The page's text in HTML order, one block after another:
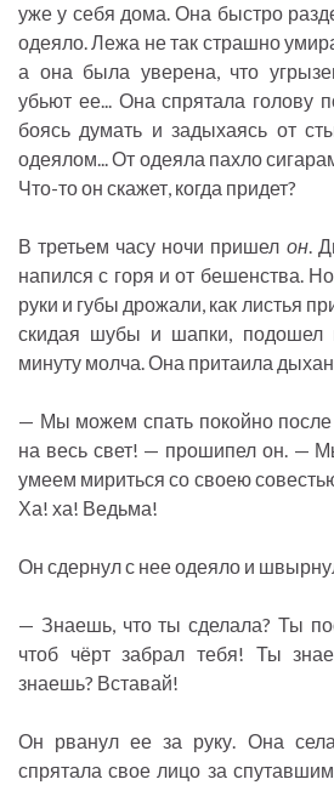
уже у себя дома. Она быстро
одеяло. Лежа не так страшно
а она была уверена, что
убьют ее... Она спрятала голову
боясь думать и задыхаясь от
одеялом... От одеяла пахло
Что-то он скажет, когда придет?
В третьем часу ночи пришел он.
напился с горя и от бешенства.
руки и губы дрожали, как листья
скидая шубы и шапки, подошел
минуту молча. Она притаила
— Мы можем спать покойно после
на весь свет! — прошипел он. —
умеем мириться со своею
Ха! ха! Ведьма!
Он сдернул с нее одеяло и
— Знаешь, что ты сделала? Ты
чтоб чёрт забрал тебя! Ты
знаешь? Вставай!
Он рванул ее за руку. Она
спрятала свое лицо за